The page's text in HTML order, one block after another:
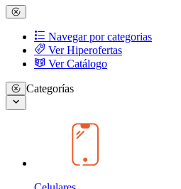
Navegar por categorias
Ver Hiperofertas
Ver Catálogo
Categorías